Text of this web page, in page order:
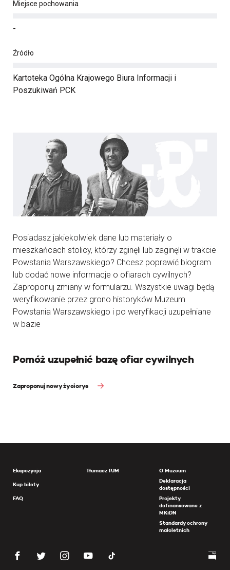
Miejsce pochowania
-
Źródło
Kartoteka Ogólna Krajowego Biura Informacji i
Poszukiwań PCK
Posiadasz jakiekolwiek dane lub materiały o
mieszkańcach stolicy, którzy zginęli lub zaginęli w trakcie
Powstania Warszawskiego? Chcesz poprawić biogram
lub dodać nowe informacje o ofiarach cywilnych?
Zaproponuj zmiany w formularzu. Wszystkie uwagi będą
weryfikowanie przez grono historyków Muzeum
Powstania Warszawskiego i po weryfikacji uzupełniane
w bazie
Pomóż uzupełnić bazę ofiar cywilnych
Zaproponuj nowy życiorys
Ekspozycja
Kup bilety
FAQ
Tłumacz PJM
O Muzeum
Deklaracja
dostępności
Projekty
dofinansowane z
MKiDN
Standardy ochrony
małoletnich